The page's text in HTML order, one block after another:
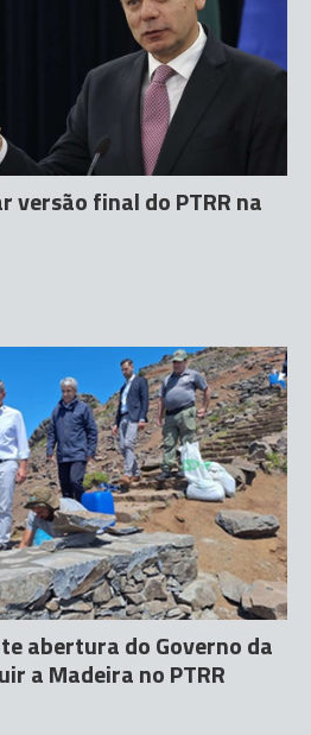
versão final do PTRR na
abertura do Governo da
a Madeira no PTRR